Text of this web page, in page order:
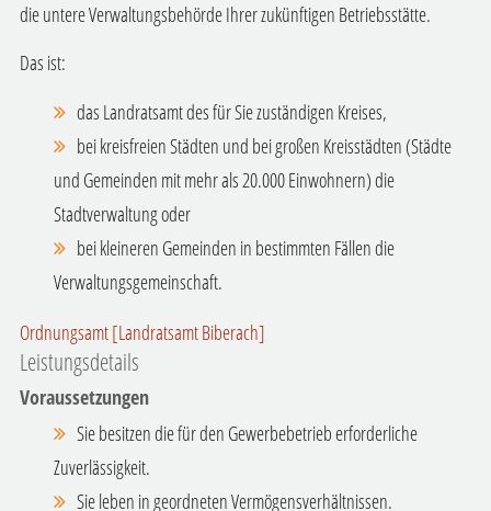
die untere Verwaltungsbehörde Ihrer zukünftigen Betriebsstätte.
Das ist:
das Landratsamt des für Sie zuständigen Kreises,
bei kreisfreien Städten und bei großen Kreisstädten (Städte
und Gemeinden mit mehr als 20.000 Einwohnern) die
Stadtverwaltung oder
bei kleineren Gemeinden in bestimmten Fällen die
Verwaltungsgemeinschaft.
Ordnungsamt [Landratsamt Biberach]
Leistungsdetails
Voraussetzungen
Sie besitzen die für den Gewerbebetrieb erforderliche
Zuverlässigkeit.
Sie leben in geordneten Vermögensverhältnissen.